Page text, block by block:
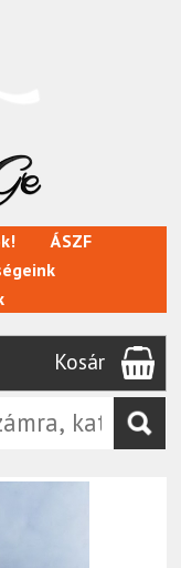
ÁSZF
Kosár